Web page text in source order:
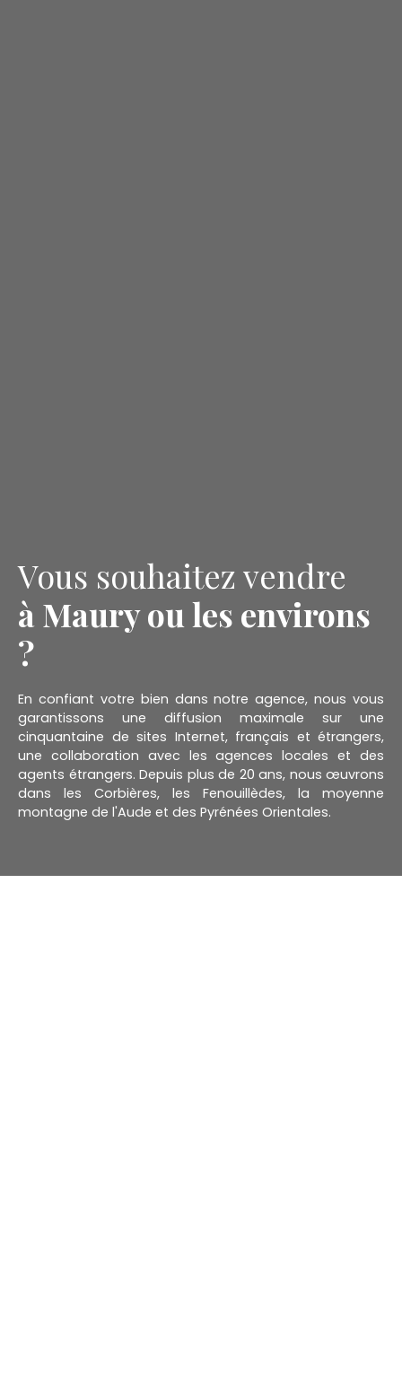
Vous souhaitez vendre
à Maury ou les environs
?
En confiant votre bien dans notre agence, nous vous
garantissons une diffusion maximale sur une
cinquantaine de sites Internet, français et étrangers,
une collaboration avec les agences locales et des
agents étrangers. Depuis plus de 20 ans, nous œuvrons
dans les Corbières, les Fenouillèdes, la moyenne
montagne de l'Aude et des Pyrénées Orientales.